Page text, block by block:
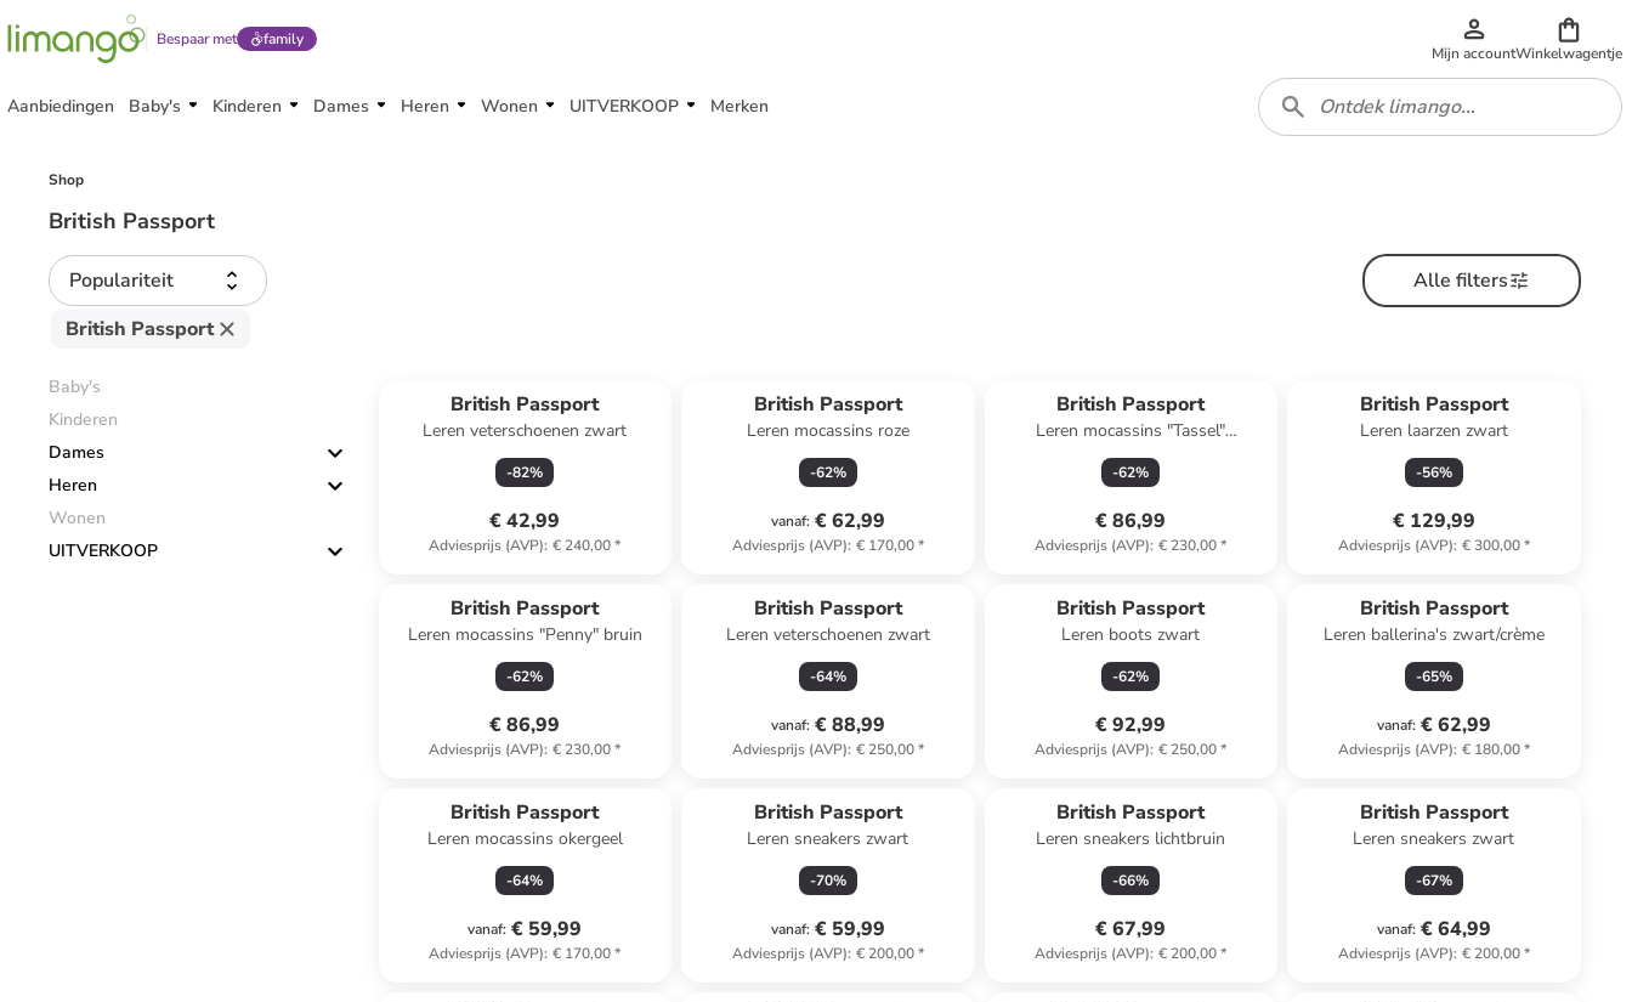
Bespaar met family
Mijn accountWinkelwagentje
Aanbiedingen Baby's Kinderen Dames Heren Wonen UITVERKOOP Merken
Shop
British Passport
Populariteit
Alle filters
British Passport
Baby's
Kinderen
Dames
Heren
Wonen
UITVERKOOP
British Passport
Leren veterschoenen zwart
-82%
€ 42,99
Adviesprijs (AVP): € 240,00*
British Passport
Leren mocassins roze
-62%
vanaf: € 62,99
Adviesprijs (AVP): € 170,00*
British Passport
Leren mocassins "Tassel"
donkerblauw
-62%
€ 86,99
Adviesprijs (AVP): € 230,00*
British Passport
Leren laarzen zwart
-56%
€ 129,99
Adviesprijs (AVP): € 300,00*
British Passport
Leren mocassins "Penny" bruin
-62%
€ 86,99
Adviesprijs (AVP): € 230,00*
British Passport
Leren veterschoenen zwart
-64%
vanaf: € 88,99
Adviesprijs (AVP): € 250,00*
British Passport
Leren boots zwart
-62%
€ 92,99
Adviesprijs (AVP): € 250,00*
British Passport
Leren ballerina's zwart/crème
-65%
vanaf: € 62,99
Adviesprijs (AVP): € 180,00*
British Passport
Leren mocassins okergeel
-64%
vanaf: € 59,99
Adviesprijs (AVP): € 170,00*
British Passport
Leren sneakers zwart
-70%
vanaf: € 59,99
Adviesprijs (AVP): € 200,00*
British Passport
Leren sneakers lichtbruin
-66%
€ 67,99
Adviesprijs (AVP): € 200,00*
British Passport
Leren sneakers zwart
-67%
vanaf: € 64,99
Adviesprijs (AVP): € 200,00*